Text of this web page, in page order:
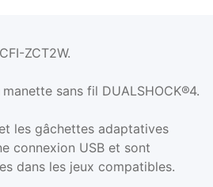
ZCT2W.
sans fil DUALSHOCK®4.
les gâchettes adaptatives
connexion USB et sont
dans les jeux compatibles.